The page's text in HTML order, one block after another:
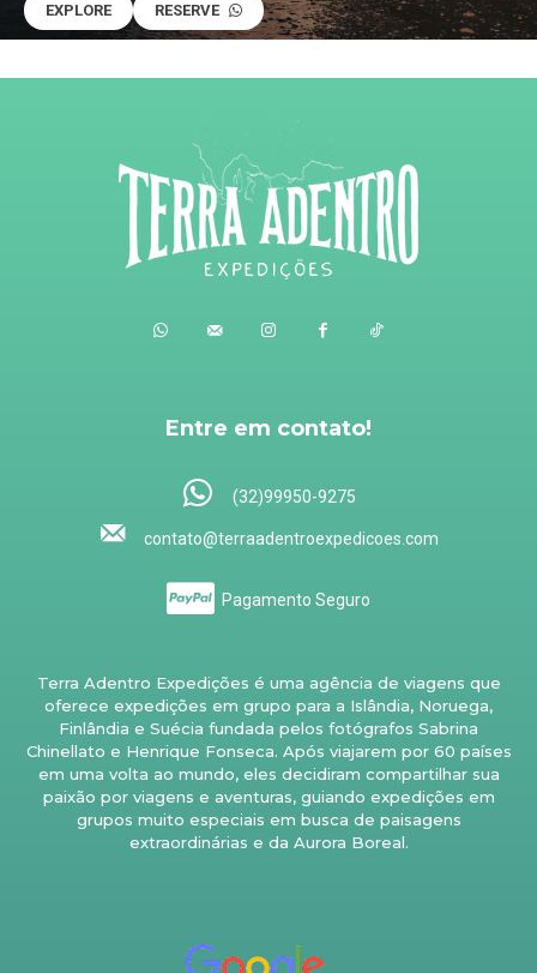
EXPLORE RESERVE
Entre em contato!
(32)99950-9275
contato@terraadentroexpedicoes.com
Pagamento Seguro
Terra Adentro Expedições é uma agência de viagens que
oferece expedições em grupo para a Islândia, Noruega,
Finlândia e Suécia fundada pelos fotógrafos Sabrina
Chinellato e Henrique Fonseca. Após viajarem por 60 países
em uma volta ao mundo, eles decidiram compartilhar sua
paixão por viagens e aventuras, guiando expedições em
grupos muito especiais em busca de paisagens
extraordinárias e da Aurora Boreal.